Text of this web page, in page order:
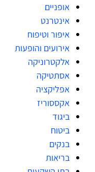
אופניים
אינטרנט
איפור וטיפוח
אירועים והופעות
אלקטרוניקה
אסתטיקה
אפליקציה
אקססוריז
ביגוד
ביטוח
בנקים
בריאות